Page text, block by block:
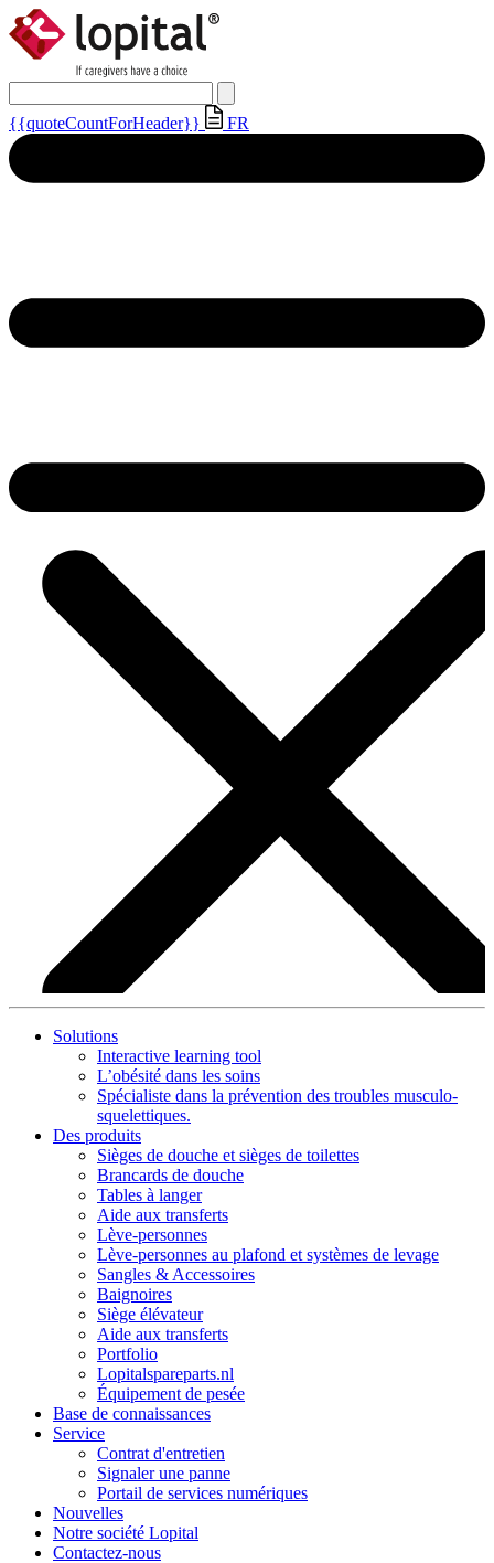
{{quoteCountForHeader}} FR
Solutions
Interactive learning tool
L’obésité dans les soins
Spécialiste dans la prévention des troubles musculo-
squelettiques.
Des produits
Sièges de douche et sièges de toilettes
Brancards de douche
Tables à langer
Aide aux transferts
Lève-personnes
Lève-personnes au plafond et systèmes de levage
Sangles & Accessoires
Baignoires
Siège élévateur
Aide aux transferts
Portfolio
Lopitalspareparts.nl
Équipement de pesée
Base de connaissances
Service
Contrat d'entretien
Signaler une panne
Portail de services numériques
Nouvelles
Notre société Lopital
Contactez-nous